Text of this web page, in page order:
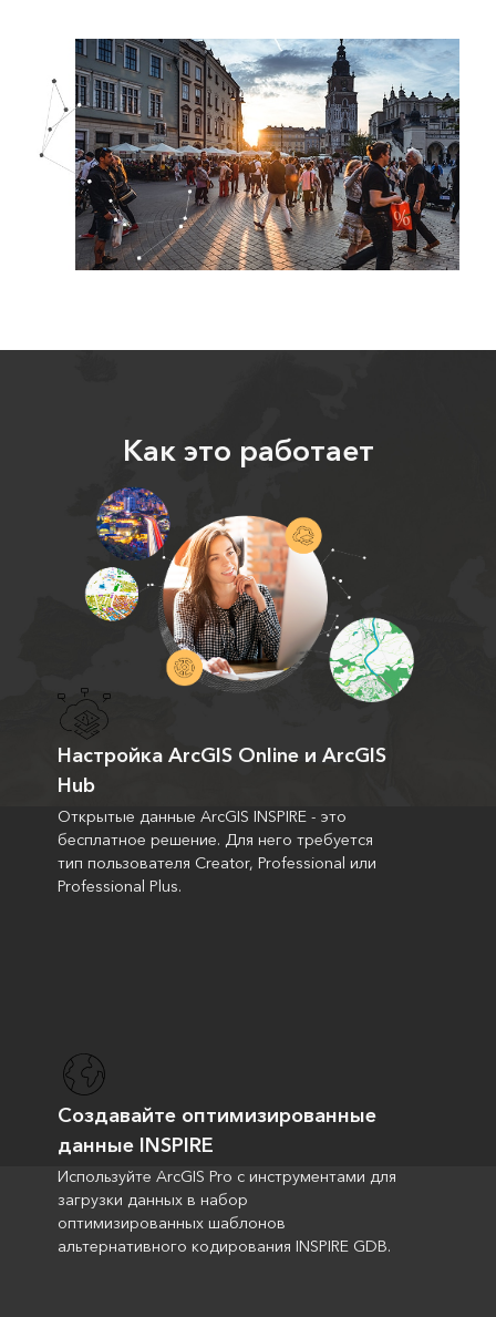
Как это работает
Настройка ArcGIS Online и ArcGIS
Hub
Открытые данные ArcGIS INSPIRE - это
бесплатное решение. Для него требуется
тип пользователя Creator, Professional или
Professional Plus.
Создавайте оптимизированные
данные INSPIRE
Используйте ArcGIS Pro с инструментами для
загрузки данных в набор
оптимизированных шаблонов
альтернативного кодирования INSPIRE GDB.